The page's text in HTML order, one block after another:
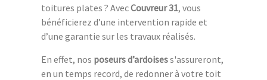
toitures plates ? AvecCouvreur 31, vous
bénéficierez d’une intervention rapide et
d’une garantie sur les travaux réalisés.
En effet, nos poseurs d’ardoisess'assureront,
en un temps record, de redonner à votre toit